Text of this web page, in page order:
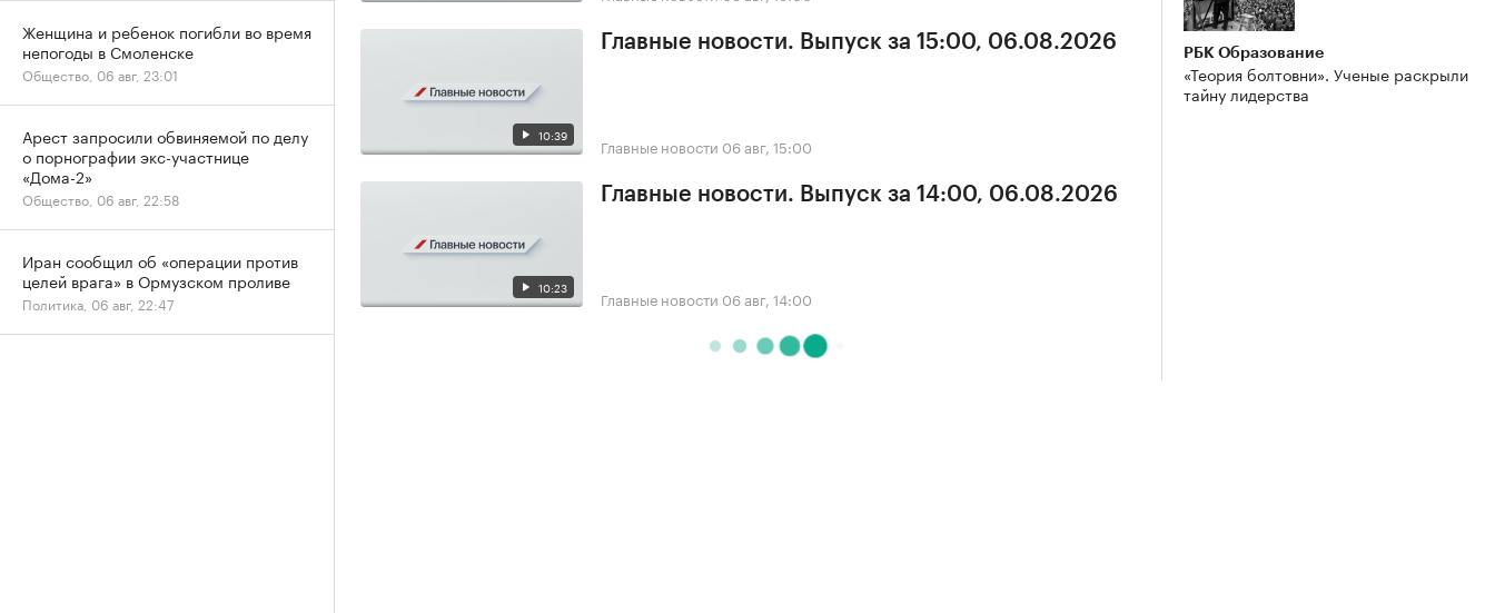
10:39
Главные новости. Выпуск за 15:00, 06.08.2026
Главные новости 06 авг, 15:00
10:23
Главные новости. Выпуск за 14:00, 06.08.2026
Главные новости 06 авг, 14:00
РБК Образование
«Теория болтовни». Ученые раскрыли
тайну лидерства
Женщина и ребенок погибли во время
непогоды в Смоленске
Общество, 06 авг, 23:01
Арест запросили обвиняемой по делу
о порнографии экс-участнице
«Дома-2»
Общество, 06 авг, 22:58
Иран сообщил об «операции против
целей врага» в Ормузском проливе
Политика, 06 авг, 22:47